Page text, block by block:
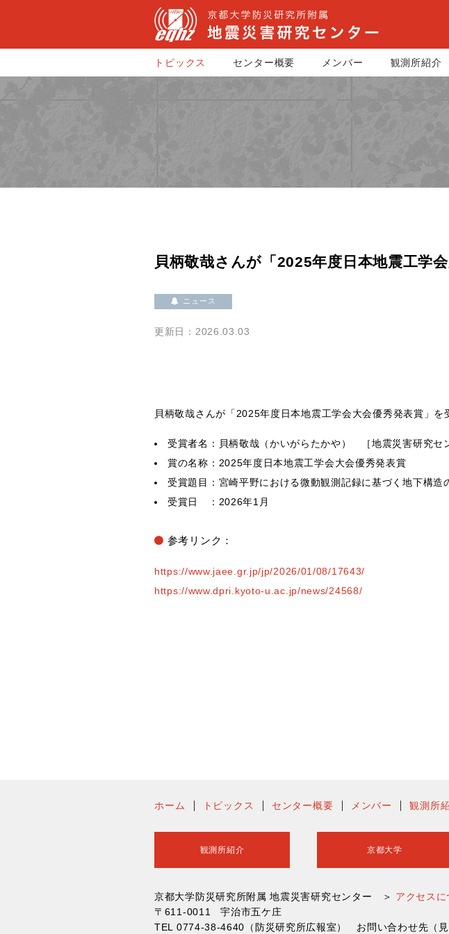
トピックス センター概要 メンバー 観測所紹介
貝柄敬哉さんが「2025年度日本地震工学
ニュース
更新日：2026.03.03
貝柄敬哉さんが「2025年度日本地震工学会大会優秀発表賞」を
受賞者名：貝柄敬哉（かいがらたかや） ［地震災害研究セ
賞の名称：2025年度日本地震工学会大会優秀発表賞
受賞題目：宮崎平野における微動観測記録に基づく地下構造
受賞日 ：2026年1月
参考リンク：
https://www.jaee.gr.jp/jp/2026/01/08/17643/
https://www.dpri.kyoto-u.ac.jp/news/24568/
ホーム トピックス センター概要 メンバー 観測所
観測所紹介 京都大学
京都大学防災研究所附属 地震災害研究センター ＞ アクセスに
〒611-0011 宇治市五ケ庄
TEL 0774-38-4640（防災研究所広報室） お問い合わせ先（見